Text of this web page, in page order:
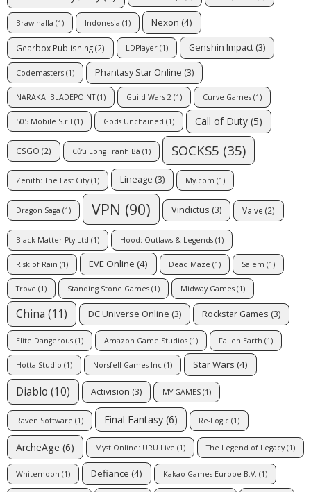
Brawlhalla (1) Indonesia (1) Nexon (4)
Gearbox Publishing(2) LDPlayer (1) Genshin Impact (3)
Codemasters (1) Phantasy Star Online (3)
NARAKA: BLADEPOINT(1) Guild Wars 2 (1) Curve Games (1)
505 Mobile S.r.l (1) Gods Unchained (1) Call of Duty (5)
CSGO (2) Cửu Long Tranh Bá (1) SOCKS5 (35)
Zenith: The Last City(1) Lineage (3) My.com (1)
Dragon Saga (1) VPN (90) Vindictus (3) Valve (2)
Black Matter Pty Ltd (1) Hood: Outlaws & Legends (1)
Risk of Rain (1) EVE Online (4) Dead Maze (1) Salem (1)
Trove (1) Standing Stone Games (1) Midway Games (1)
China (11) DC Universe Online (3) Rockstar Games (3)
Elite Dangerous (1) Amazon Game Studios (1) Fallen Earth (1)
Hotta Studio (1) Norsfell Games Inc (1) Star Wars (4)
Diablo (10) Activision (3) MY.GAMES (1)
Raven Software (1) Final Fantasy (6) Re-Logic (1)
ArcheAge (6) Myst Online: URU Live (1) The Legend of Legacy(1)
Whitemoon (1) Defiance (4) Kakao Games Europe B.V. (1)